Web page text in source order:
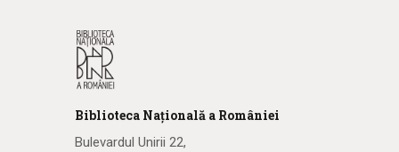
Biblioteca Națională a României
Bulevardul Unirii 22,